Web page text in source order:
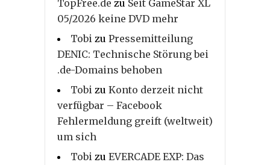
TopFree.de zu Seit GameStar XL
05/2026 keine DVD mehr
Tobi zu Pressemitteilung
DENIC: Technische Störung bei
.de-Domains behoben
Tobi zu Konto derzeit nicht
verfügbar – Facebook
Fehlermeldung greift (weltweit)
um sich
Tobi zu EVERCADE EXP: Das